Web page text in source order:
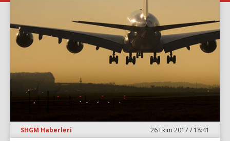
SHGM Haberleri 26 Ekim 2017 / 18:41